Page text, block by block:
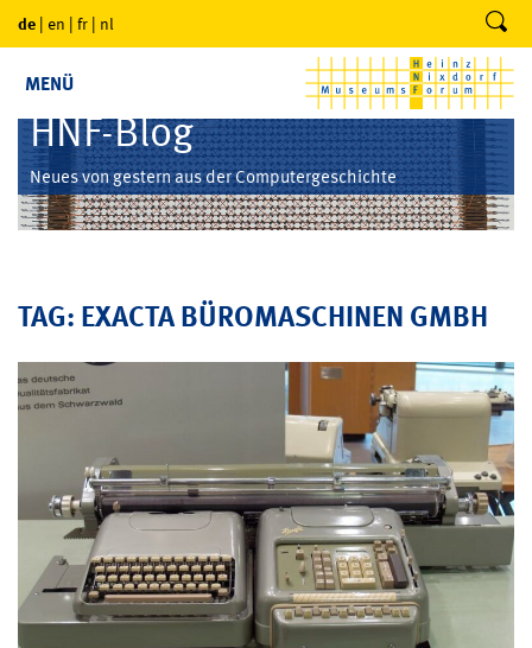
de | en | fr | nl
MENÜ
HNF-Blog
Neues von gestern aus der Computergeschichte
TAG: EXACTA BÜROMASCHINEN GMBH